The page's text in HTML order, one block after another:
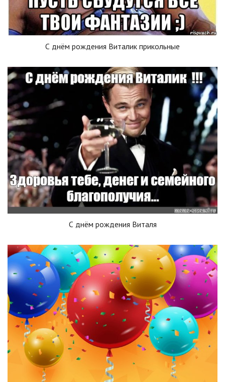
С днём рождения Виталик прикольные
С днём рождения Виталя